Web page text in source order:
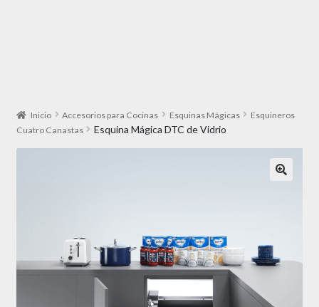
Inicio Accesorios para Cocinas Esquinas Mágicas
Esquineros
Cuatro Canastas
Esquina Mágica DTC de Vidrio